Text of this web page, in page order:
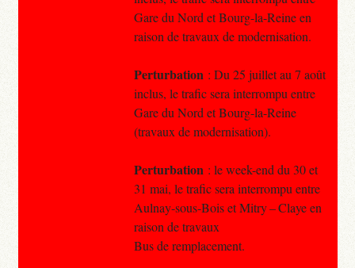
Gare du Nord et Bourg-la-Reine en
raison de travaux de modernisation.
Perturbation : Du 25 juillet au 7 août
inclus, le trafic sera interrompu entre
Gare du Nord et Bourg-la-Reine
(travaux de modernisation).
Perturbation : le week-end du 30 et
31 mai, le trafic sera interrompu entre
Aulnay-sous-Bois et Mitry – Claye en
raison de travaux
Bus de remplacement.